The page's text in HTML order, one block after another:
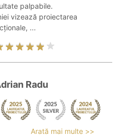
palpabile.
vizează proiectarea
...
Radu
Arată mai multe >>